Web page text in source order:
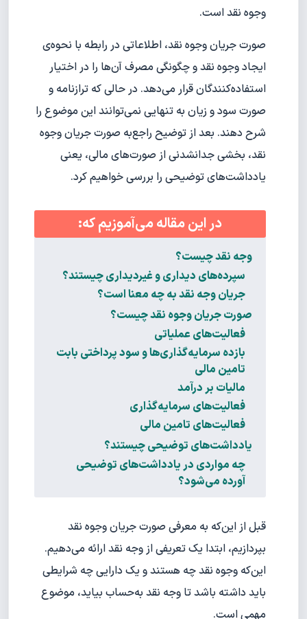
وجوه نقد است.
صورت جریان وجوه نقد، اطلاعاتی در رابطه با نحوه‌ی
ایجاد وجوه نقد و چگونگی مصرف آن‌ها را در اختیار
استفاده‌کنندگان قرار می‌دهد. در حالی که ترازنامه و
صورت سود و زیان به تنهایی نمی‌توانند این موضوع را
شرح دهند. بعد از توضیح راجع‌‌به صورت جریان وجوه
نقد، بخشی جدا‌نشدنی از صورت‌های مالی، یعنی
یادداشت‌‌های توضیحی را بررسی خواهیم کرد.
در این مقاله می‌آموزیم که:
وجه نقد چیست؟
سپرده‌های دیداری و غیردیداری چیستند؟
جریان وجه نقد به چه معنا است؟
صورت جریان وجوه نقد چیست؟
فعالیت‌های عملیاتی
بازده سرمایه‌گذاری‌ها و سود پرداختی بابت
تامین مالی
مالیات بر درآمد
فعالیت‌های سرمایه‌گذاری
فعالیت‌های تامین مالی
یادداشت‌های توضیحی چیستند؟
چه مواردی در یادداشت‌های توضیحی
آورده می‌شود؟
قبل از این‌که به معرفی صورت جریان وجوه نقد
بپردازیم، ابتدا یک تعریفی از وجه نقد ارائه می‌دهیم.
این‌که وجوه نقد چه هستند و یک دارایی چه شرایطی
باید داشته باشد تا وجه نقد به‌حساب بیاید، موضوع
مهمی است.